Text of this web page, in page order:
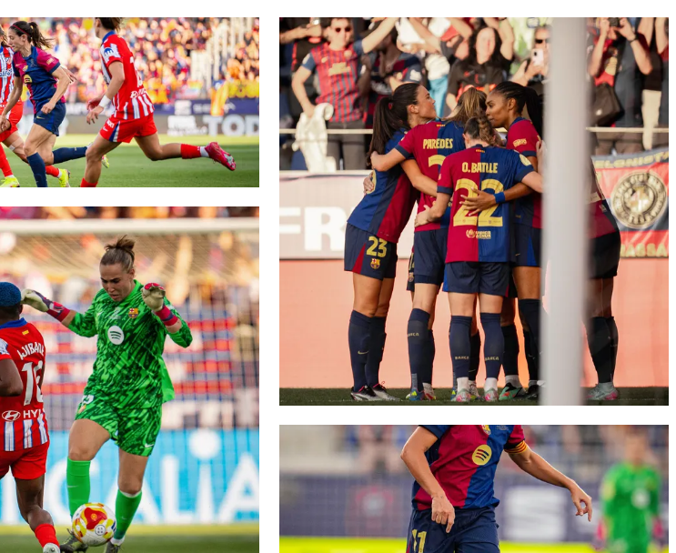
FC Barcelona club badge
FC Barcelona club badge